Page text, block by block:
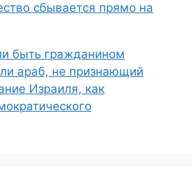
сбывается прямо на
быть гражданином
араб, не признающий
Израиля, как